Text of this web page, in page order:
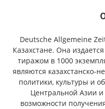
Deutsche Allgemeine
Казахстане. Она
тиражом в 1000
являются казахстанско-
политики, культуры и
Центральной Азии
возможности